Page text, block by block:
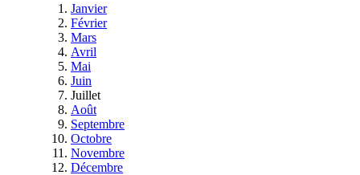
Janvier
Février
Mars
Avril
Mai
Juin
Juillet
Août
Septembre
Octobre
Novembre
Décembre